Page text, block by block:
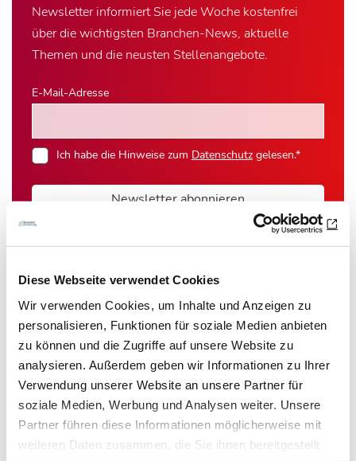
Diese Webseite verwendet Cookies
Wir verwenden Cookies, um Inhalte und Anzeigen zu
personalisieren, Funktionen für soziale Medien anbieten
zu können und die Zugriffe auf unsere Website zu
analysieren. Außerdem geben wir Informationen zu Ihrer
Verwendung unserer Website an unsere Partner für
soziale Medien, Werbung und Analysen weiter. Unsere
Partner führen diese Informationen möglicherweise mit
weiteren Daten zusammen, die Sie ihnen bereitgestellt
Newsletter informiert Sie jede Woche kostenfrei
über die wichtigsten Branchen-News, aktuelle
Themen und die neusten Stellenangebote.
E-Mail-Adresse
Ich habe die Hinweise zum Datenschutzgelesen.*
Newsletter abonnieren
Das könnte Sie auch interessieren: